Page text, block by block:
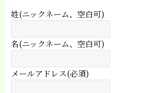
姓(ニックネーム、空白可)
名(ニックネーム、空白可)
メールアドレス(必須)